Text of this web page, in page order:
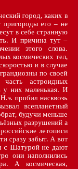
город, каких в
пригороды его – не
в себе странную
И причина тут –
этого слова.
космических тел,
и в случае
по своей
часть астроидных
у них маленькая. И
пробил насквозь
всепланетный
будучи меньше
разрушений а
летописи
сразу забыт. А вот
с Шатурой не дают
они наполнились
А космическая,